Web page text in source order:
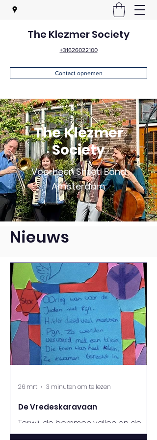
The Klezmer Society
+31626022100
Contact opnemen
The Klezmer
Society
Voorheen Shtetl Band
Amsterdam
Nieuws
De Vredeskaravaan
Terwijl de bommen vallen en de
wereld verhardt, trokken wij een
26 mrt 3 minuten om te lezen